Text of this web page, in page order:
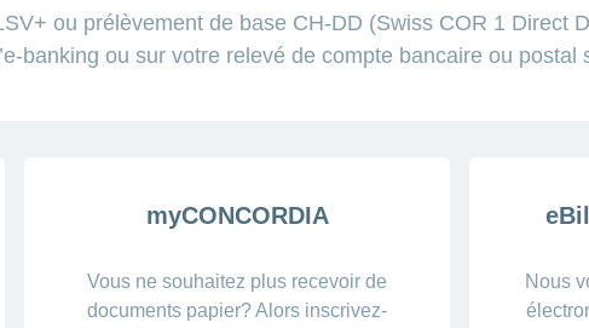
ou prélèvement de base CH-DD (Swiss COR 1 Direct
banking ou sur votre relevé de compte bancaire ou
myCONCORDIA
Vous ne souhaitez plus recevoir de
documents papier? Alors inscrivez-
Nous